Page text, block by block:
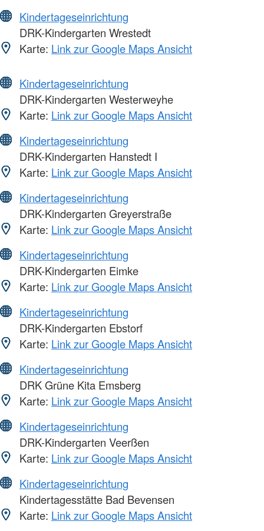
Kindertageseinrichtung
DRK-Kindergarten Wrestedt
Karte: Link zur Google Maps Ansicht
Kindertageseinrichtung
DRK-Kindergarten Westerweyhe
Karte: Link zur Google Maps Ansicht
Kindertageseinrichtung
DRK-Kindergarten Hanstedt I
Karte: Link zur Google Maps Ansicht
Kindertageseinrichtung
DRK-Kindergarten Greyerstraße
Karte: Link zur Google Maps Ansicht
Kindertageseinrichtung
DRK-Kindergarten Eimke
Karte: Link zur Google Maps Ansicht
Kindertageseinrichtung
DRK-Kindergarten Ebstorf
Karte: Link zur Google Maps Ansicht
Kindertageseinrichtung
DRK Grüne Kita Emsberg
Karte: Link zur Google Maps Ansicht
Kindertageseinrichtung
DRK-Kindergarten Veerßen
Karte: Link zur Google Maps Ansicht
Kindertageseinrichtung
Kindertagesstätte Bad Bevensen
Karte: Link zur Google Maps Ansicht